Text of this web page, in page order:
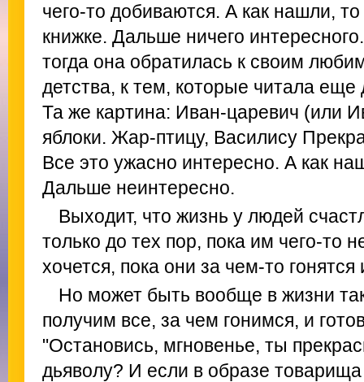
чего-то добиваются. А как нашли,
книжке. Дальше ничего
тогда она обратилась к своим
детства, к тем, которые читала
Та же картина: Иван-царевич (или
яблоки. Жар-птицу, Василису
Все это ужасно интересно. А как
Дальше неинтересно.
Выходит, что жизнь у людей
только до тех пор, пока им чего-то
хочется, пока они за чем-то гонятся
Но может быть вообще в жизни
получим все, за чем гонимся, и
"Остановись, мгновенье, ты
дьяволу? И если в образе